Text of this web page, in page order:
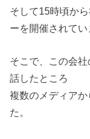
そして15時頃か
ーを開催されてい
そこで、この会
話したところ
複数のメディア
た。